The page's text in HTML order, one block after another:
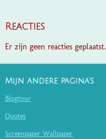
Reacties
Er zijn geen reacties geplaatst.
Mijn andere pagina's
Blogtour
Quotes
Screenpaper Wallpaper